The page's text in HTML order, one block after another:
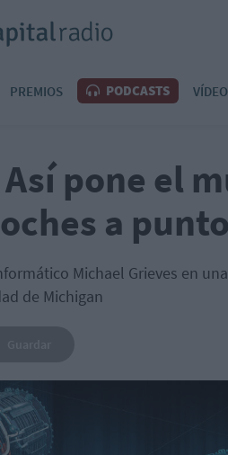
PREMIOS PODCASTS
pone el
a punto
Michael Grieves en
de Michigan